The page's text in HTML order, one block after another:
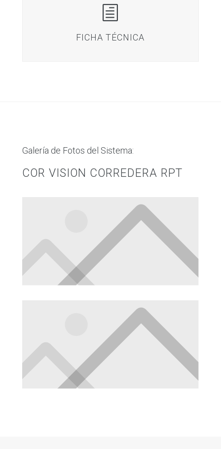
h
FICHA TÉCNICA
Galería de Fotos del Sistema:
COR VISION CORREDERA RPT